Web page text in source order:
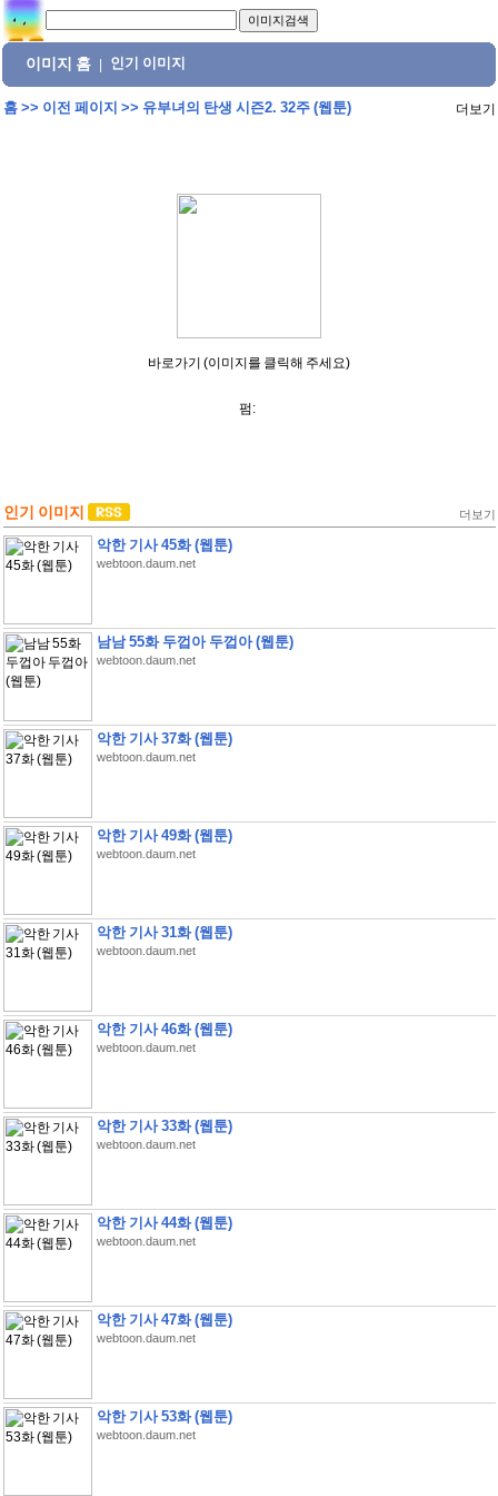
이미지 홈 인기 이미지
홈>> 이전 페이지 >> 유부녀의 탄생 시즌2. 32주 (웹툰) 더보기
바로가기 (이미지를 클릭해 주세요)
펌:
인기 이미지 더보기
악한 기사 45화 (웹툰)
webtoon.daum.net
남남 55화 두껍아 두껍아 (웹툰)
webtoon.daum.net
악한 기사 37화 (웹툰)
webtoon.daum.net
악한 기사 49화 (웹툰)
webtoon.daum.net
악한 기사 31화 (웹툰)
webtoon.daum.net
악한 기사 46화 (웹툰)
webtoon.daum.net
악한 기사 33화 (웹툰)
webtoon.daum.net
악한 기사 44화 (웹툰)
webtoon.daum.net
악한 기사 47화 (웹툰)
webtoon.daum.net
악한 기사 53화 (웹툰)
webtoon.daum.net